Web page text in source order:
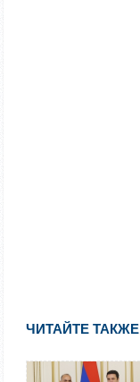
ЧИТАЙТЕ ТАКЖЕ